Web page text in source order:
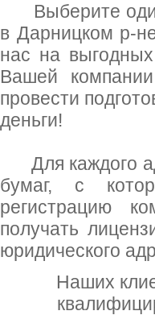
Выберите один
в Дарницком р-
нас на
Вашей
провести
деньги!
Для каждого
бумаг, с
регистрацию
получать
юридического
Наших